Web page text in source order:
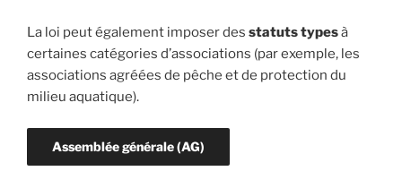
La loi peut également imposer des statuts typesà
certaines catégories d’associations (par exemple, les
associations agréées de pêche et de protection du
milieu aquatique).
Assemblée générale (AG)